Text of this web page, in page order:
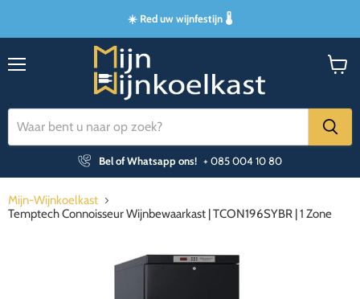
☀️ Red uw wijnfestijn 🌡️
Bel of Whatsapp ons! + 085 004 10 80
Mijn-Wijnkoelkast
Temptech Connoisseur Wijnbewaarkast | TCON196SYBR | 1 Zone